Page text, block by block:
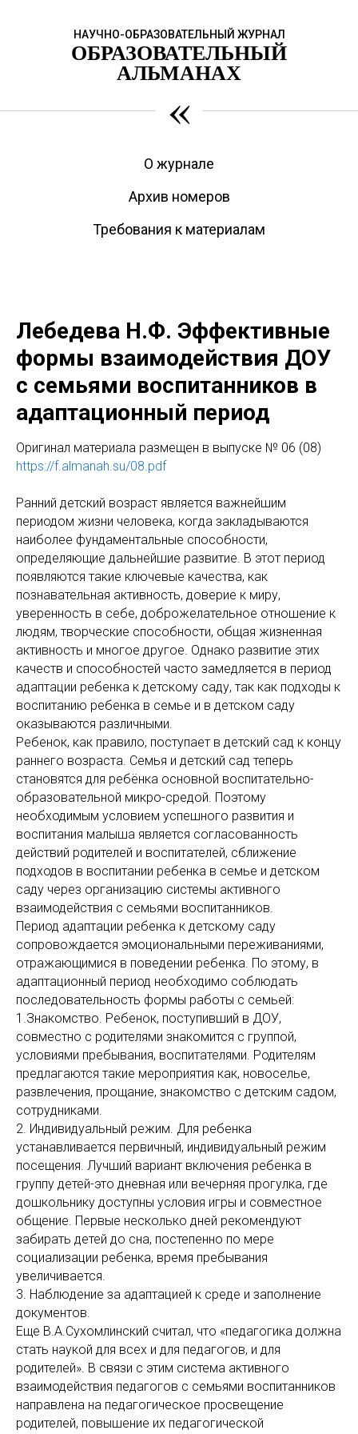
НАУЧНО-ОБРАЗОВАТЕЛЬНЫЙ ЖУРНАЛ
ОБРАЗОВАТЕЛЬНЫЙ
АЛЬМАНАХ
«
О журнале
Архив номеров
Требования к материалам
Лебедева Н.Ф. Эффективные
формы взаимодействия ДОУ
с семьями воспитанников в
адаптационный период
Оригинaл материала размещен в выпуске № 06 (08)
https://f.almanah.su/08.pdf
Ранний детский возраст является важнейшим
периодом жизни человека, когда закладываются
наиболее фундаментальные способности,
определяющие дальнейшие развитие. В этот период
появляются такие ключевые качества, как
познавательная активность, доверие к миру,
уверенность в себе, доброжелательное отношение к
людям, творческие способности, общая жизненная
активность и многое другое. Однако развитие этих
качеств и способностей часто замедляется в период
адаптации ребенка к детскому саду, так как подходы к
воспитанию ребенка в семье и в детском саду
оказываются различными.
Ребенок, как правило, поступает в детский сад к концу
раннего возраста. Семья и детский сад теперь
становятся для ребёнка основной воспитательно-
образовательной микро-средой. Поэтому
необходимым условием успешного развития и
воспитания малыша является согласованность
действий родителей и воспитателей, сближение
подходов в воспитании ребенка в семье и детском
саду через организацию системы активного
взаимодействия с семьями воспитанников.
Период адаптации ребенка к детскому саду
сопровождается эмоциональными переживаниями,
отражающимися в поведении ребенка. По этому, в
адаптационный период необходимо соблюдать
последовательность формы работы с семьей:
1.Знакомство. Ребенок, поступивший в ДОУ,
совместно с родителями знакомится с группой,
условиями пребывания, воспитателями. Родителям
предлагаются такие мероприятия как, новоселье,
развлечения, прощание, знакомство с детским садом,
сотрудниками.
2. Индивидуальный режим. Для ребенка
устанавливается первичный, индивидуальный режим
посещения. Лучший вариант включения ребенка в
группу детей-это дневная или вечерняя прогулка, где
дошкольнику доступны условия игры и совместное
общение. Первые несколько дней рекомендуют
забирать детей до сна, постепенно по мере
социализации ребенка, время пребывания
увеличивается.
3. Наблюдение за адаптацией к среде и заполнение
документов.
Еще В.А.Сухомлинский считал, что «педагогика должна
стать наукой для всех и для педагогов, и для
родителей». В связи с этим система активного
взаимодействия педагогов с семьями воспитанников
направлена на педагогическое просвещение
родителей, повышение их педагогической